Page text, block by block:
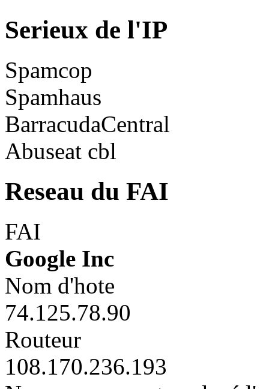
Serieux de l'IP
Spamcop
Spamhaus
BarracudaCentral
Abuseat cbl
Reseau du FAI
FAI
Google Inc
Nom d'hote
74.125.78.90
Routeur
108.170.236.193